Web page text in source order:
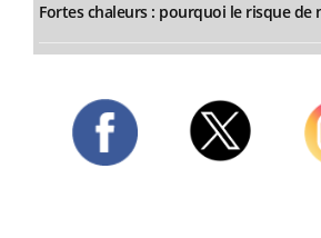
Fortes chaleurs : pourquoi le risque de